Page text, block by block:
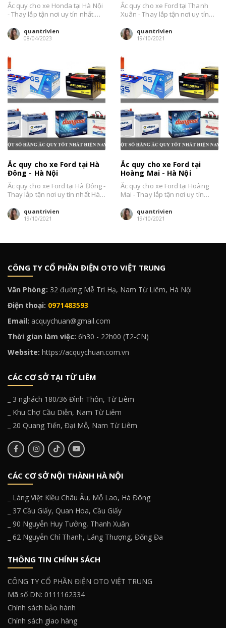
Ắc quy cho xe Honda tại Hà Nội
- Thay lắp tận nơi uy tín nhất.
quantrivien
08/04/2023
Ắc quy cho xe Ford tại Thanh
Xuân - Thay lắp tận nơi uy tín
quantrivien
19/10/2021
Ắc quy cho xe Ford tại Hà
Đông - Hà Nội
Ắc quy cho xe Ford tại Hà Đông -
Thay lắp tận nơi uy tín nhất Hà
quantrivien
19/10/2021
Ắc quy cho xe Ford tại
Hoàng Mai - Hà Nội
Ắc quy cho xe Ford tại Hoàng
Mai - Thay lắp tận nơi uy tín
quantrivien
19/10/2021
CÔNG TY CỔ PHẦN ĐIỆN OTO VIỆT TRUNG
Văn Phòng: 32 đường Mễ Trì Hạ, Nam Từ Liêm, Hà Nội
Điện thoại: 0971483593
Email: acquychuan@gmail.com
Thời gian làm việc: 6h30 - 22h00 (T2-CN)
Website: https://acquychuan.com.vn
CÁC CƠ SỞ TẠI TỪ LIÊM
_ 3 nghách 180/36 Đình Thôn, Từ Liêm
_ Khu Chợ Cầu Diễn, Nam Từ Liêm
_ 20 Quang Tiến, Đại Mỗ, Nam Từ Liêm
CÁC CƠ SỞ NỘI THÀNH HÀ NỘI
_ Làng Việt Kiều Châu Âu, Mỗ Lao, Hà Đông
_ 37 Cầu Giấy, Quan Hoa, Cầu Giấy
_ 90 Nguyễn Huy Tưởng, Thanh Xuân
_ 62 Nguyễn Chí Thanh, Láng Thượng, Đống Đa
THÔNG TIN CHÍNH SÁCH
CÔNG TY CỔ PHẦN ĐIỆN OTO VIỆT TRUNG
Mã số DN: 0111162334
Chính sách bảo hành
Chính sách giao hàng